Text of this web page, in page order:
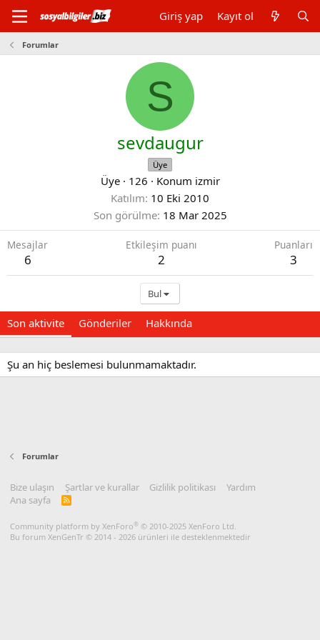
Giriş yap Kayıt ol
Forumlar
S
sevdaugur
Üye
Üye · 126 · Konum izmir
Katılım 10 Eki 2010
Son görülme 18 Mar 2025
Mesajlar
6
Etkileşim puanı
2
Puanları
3
Bul
Son aktivite Gönderiler Hakkında
Şu an hiç beslemesi bulunmamaktadır.
Forumlar
Bize ulaşın Şartlar ve kurallar Gizlilik politikası
Yardım
Ana sayfa
R
Community platform by XenForo® © 2010-2025 XenForo Ltd.
Bu forum XenGenTr © 2014 - 2026 ürünleri ile desteklenmektedir